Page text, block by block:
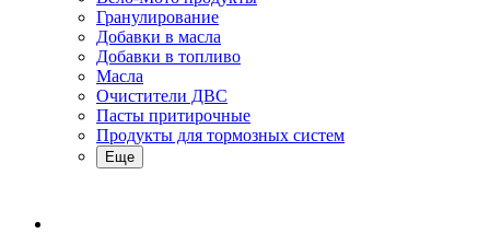
Гранулирование
Добавки в масла
Добавки в топливо
Масла
Очистители ДВС
Пасты притирочные
Продукты для тормозных систем
Еще